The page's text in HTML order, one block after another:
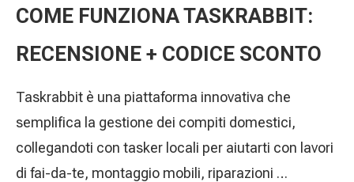
COME FUNZIONA TASKRABBIT:
RECENSIONE + CODICE SCONTO
Taskrabbit è una piattaforma innovativa che
semplifica la gestione dei compiti domestici,
collegandoti con tasker locali per aiutarti con lavori
di fai-da-te, montaggio mobili, riparazioni …